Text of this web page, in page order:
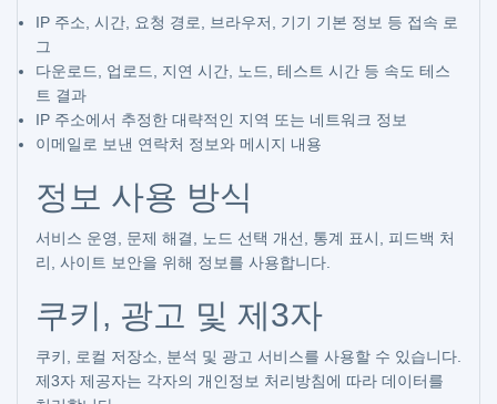
IP 주소, 시간, 요청 경로, 브라우저, 기기 기본 정보 등 접속 로
그
다운로드, 업로드, 지연 시간, 노드, 테스트 시간 등 속도 테스
트 결과
IP 주소에서 추정한 대략적인 지역 또는 네트워크 정보
이메일로 보낸 연락처 정보와 메시지 내용
정보 사용 방식
서비스 운영, 문제 해결, 노드 선택 개선, 통계 표시, 피드백 처
리, 사이트 보안을 위해 정보를 사용합니다.
쿠키, 광고 및 제3자
쿠키, 로컬 저장소, 분석 및 광고 서비스를 사용할 수 있습니다.
제3자 제공자는 각자의 개인정보 처리방침에 따라 데이터를